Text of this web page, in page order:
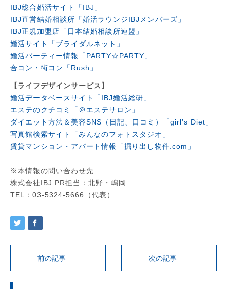
IBJ総合婚活サイト「IBJ」
IBJ直営結婚相談所「婚活ラウンジIBJメンバーズ」
IBJ正規加盟店「日本結婚相談所連盟」
婚活サイト「ブライダルネット」
婚活パーティー情報「PARTY☆PARTY」
合コン・街コン「Rush」
【ライフデザインサービス】
婚活データベースサイト「IBJ婚活総研」
エステのクチコミ「＠エステサロン」
ダイエット方法＆美容SNS（日記、口コミ）「girl’s Diet」
写真館検索サイト「みんなのフォトスタジオ」
賃貸マンション・アパート情報「掘り出し物件.com」
※本情報の問い合わせ先
株式会社IBJ PR担当：北野・嶋岡
TEL：03-5324-5666（代表）
前の記事 次の記事